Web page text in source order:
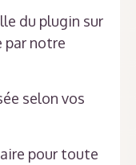
du plugin sur
par notre
selon vos
pour toute